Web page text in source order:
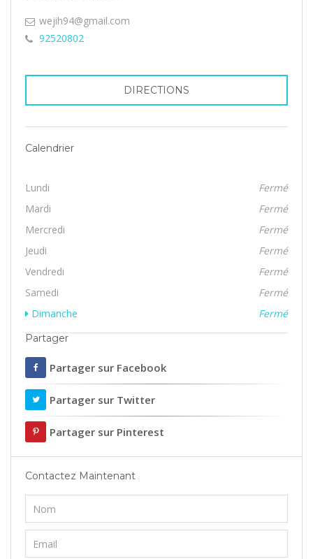
wejih94@gmail.com
92520802
DIRECTIONS
Calendrier
Lundi
Fermé
Mardi
Fermé
Mercredi
Fermé
Jeudi
Fermé
Vendredi
Fermé
Samedi
Fermé
Dimanche
Fermé
Partager
Partager sur Facebook
Partager sur Twitter
Partager sur Pinterest
Contactez Maintenant